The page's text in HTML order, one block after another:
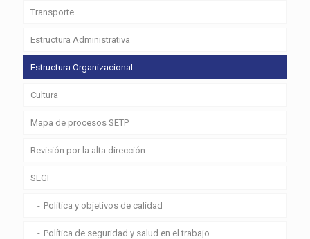
Transporte
Estructura Administrativa
Estructura Organizacional
Cultura
Mapa de procesos SETP
Revisión por la alta dirección
SEGI
Política y objetivos de calidad
Política de seguridad y salud en el trabajo